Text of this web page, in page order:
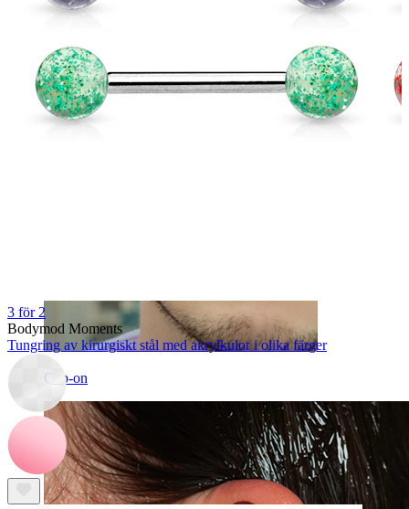
Dermal
Clip-on
3 för 2
Bodymod Moments
Tungring av kirurgiskt stål med akrylkulor i olika färger